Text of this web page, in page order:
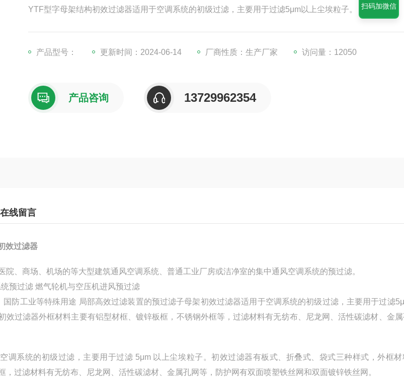
YTF型字母架结构初效过滤器适用于空调系统的初级过滤，主要用于过滤5μm以上尘埃粒子。
产品型号： 更新时间：2024-06-14 厂商性质：生产厂家 访问量：12050
产品咨询 13729962354
在线留言
效过滤器
院、商场、机场的等大型建筑通风空调系统、普通工业厂房或洁净室的集中通风空调系统的预过滤。
预过滤 燃气轮机与空压机进风预过滤
国防工业等特殊用途 局部高效过滤装置的预过滤子母架初效过滤器适用于空调系统的初级过滤，主要用于过滤
效过滤器外框材料主要有铝型材框、镀锌板框，不锈钢外框等，过滤材料有无纺布、尼龙网、活性碳滤材、金
调系统的初级过滤，主要用于过滤 5μm 以上尘埃粒子。初效过滤器有板式、折叠式、袋式三种样式，外框
，过滤材料有无纺布、尼龙网、活性碳滤材、金属孔网等，防护网有双面喷塑铁丝网和双面镀锌铁丝网。
扫码加微信